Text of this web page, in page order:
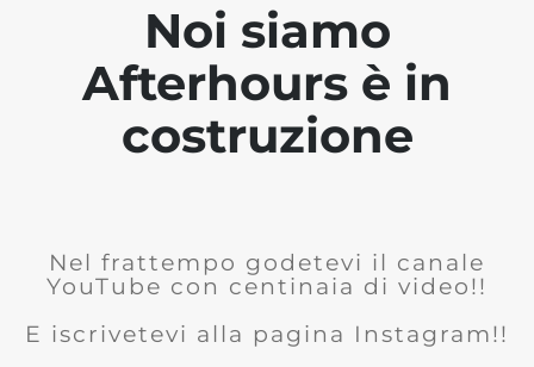
Noi siamo
Afterhours è in
costruzione
Nel frattempo godetevi il canale
YouTube con centinaia di video!!
E iscrivetevi alla pagina Instagram!!